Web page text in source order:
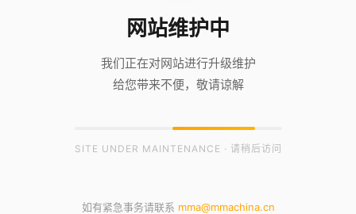
网站维护中
我们正在对网站进行升级维护
给您带来不便，敬请谅解
SITE UNDER MAINTENANCE · 请稍后访问
如有紧急事务请联系 mma@mmachina.cn